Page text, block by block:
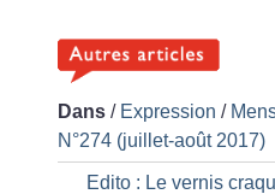
Dans / Expression /
N°274 (juillet-août 2017)
Edito : Le vernis